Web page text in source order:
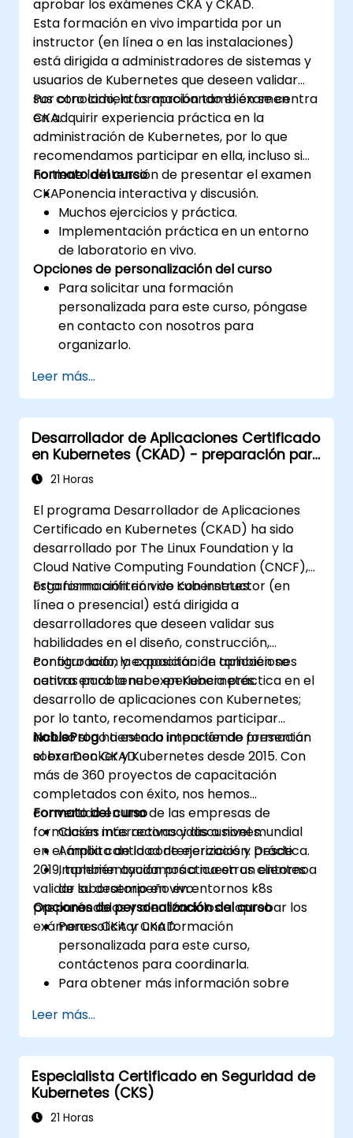
aprobar los exámenes CKA y CKAD.
Esta formación en vivo impartida por un
instructor (en línea o en las instalaciones)
está dirigida a administradores de sistemas y
usuarios de Kubernetes que deseen validar
sus conocimientos aprobando el examen
CKA.
Por otro lado, la formación también se centra
en adquirir experiencia práctica en la
administración de Kubernetes, por lo que
recomendamos participar en ella, incluso si
no tiene la intención de presentar el examen
CKA.
Formato del curso
Ponencia interactiva y discusión.
Muchos ejercicios y práctica.
Implementación práctica en un entorno
de laboratorio en vivo.
Opciones de personalización del curso
Para solicitar una formación
personalizada para este curso, póngase
en contacto con nosotros para
organizarlo.
certificación CKA, visite:
https://training.linuxfoundation.org/
kubernetes-administrator-cka
Leer más...
Desarrollador de Aplicaciones Certificado
en Kubernetes (CKAD) - preparación para
el examen
21 Horas
El programa Desarrollador de Aplicaciones
Certificado en Kubernetes (CKAD) ha sido
desarrollado por The Linux Foundation y la
Cloud Native Computing Foundation (CNCF),
organismo anfitrión de Kubernetes.
Esta formación en vivo con instructor (en
línea o presencial) está dirigida a
desarrolladores que deseen validar sus
habilidades en el diseño, construcción,
configuración y exposición de aplicaciones
nativas para la nube en Kubernetes.
Por otro lado, la capacitación también se
centra en obtener experiencia práctica en el
desarrollo de aplicaciones con Kubernetes;
por lo tanto, recomendamos participar
incluso si no tienen la intención de presentar
el examen CKAD.
NobleProgha estado impartiendo formación
sobre Docker y Kubernetes desde 2015. Con
más de 360 proyectos de capacitación
completados con éxito, nos hemos
convertido en una de las empresas de
formación más reconocidas a nivel mundial
en el ámbito de la contenerización. Desde
2019, también ayudamos a nuestros clientes a
validar su desempeño en entornos k8s
preparándolos y alentándolos a aprobar los
exámenes CKA y CKAD.
Formato del curso
Clases interactivas y discusiones.
Amplia cantidad de ejercicios y práctica.
Implementación práctica en un entorno
de laboratorio en vivo.
Opciones de personalización del curso
Para solicitar una formación
personalizada para este curso,
contáctenos para coordinarla.
Para obtener más información sobre
https://training.linuxfoundation.org/
kubernetes-application-developer-
ckad/
Leer más...
Especialista Certificado en Seguridad de
Kubernetes (CKS)
21 Horas